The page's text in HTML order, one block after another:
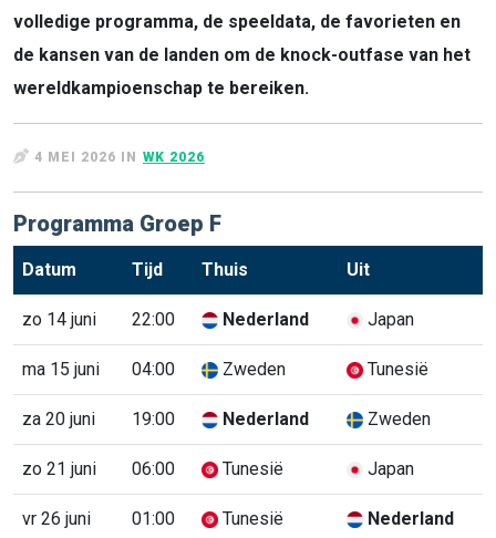
volledige programma, de speeldata, de favorieten en
de kansen van de landen om de knock-outfase van het
wereldkampioenschap te bereiken.
4 MEI 2026 IN WK 2026
Programma Groep F
Datum Tijd Thuis Uit
zo 14 juni 22:00 Nederland Japan
ma 15 juni 04:00 Zweden Tunesië
za 20 juni 19:00 Nederland Zweden
zo 21 juni 06:00 Tunesië Japan
vr 26 juni 01:00 Tunesië Nederland